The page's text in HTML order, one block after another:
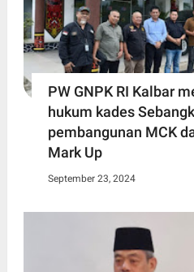
PW GNPK RI Kalbar
hukum kades
pembangunan MCK
Mark Up
September 23, 2024